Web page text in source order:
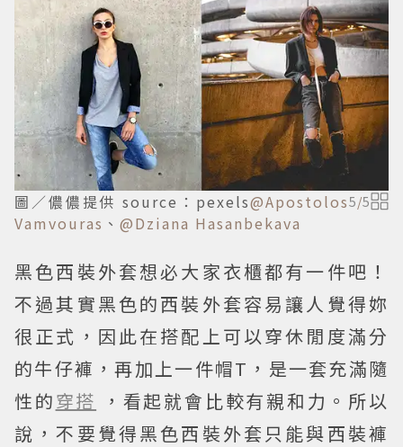
圖／儂儂提供 source：pexels@Apostolos
Vamvouras 、 @Dziana Hasanbekava
5/5
黑色西裝外套想必大家衣櫃都有一件吧！
不過其實黑色的西裝外套容易讓人覺得妳
很正式，因此在搭配上可以穿休閒度滿分
的牛仔褲，再加上一件帽T，是一套充滿隨
性的穿搭
，看起就會比較有親和力。所以
說，不要覺得黑色西裝外套只能與西裝褲